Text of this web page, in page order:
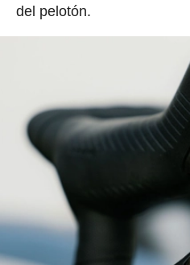
del pelotón.